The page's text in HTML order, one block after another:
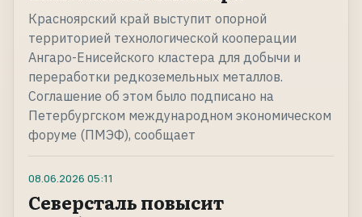
Красноярский край выступит опорной
территорией технологической кооперации
Ангаро-Енисейского кластера для добычи и
переработки редкоземельных металлов.
Соглашение об этом было подписано на
Петербургском международном экономическом
форуме (ПМЭФ), сообщает
08.06.2026 05:11
Северсталь повысит